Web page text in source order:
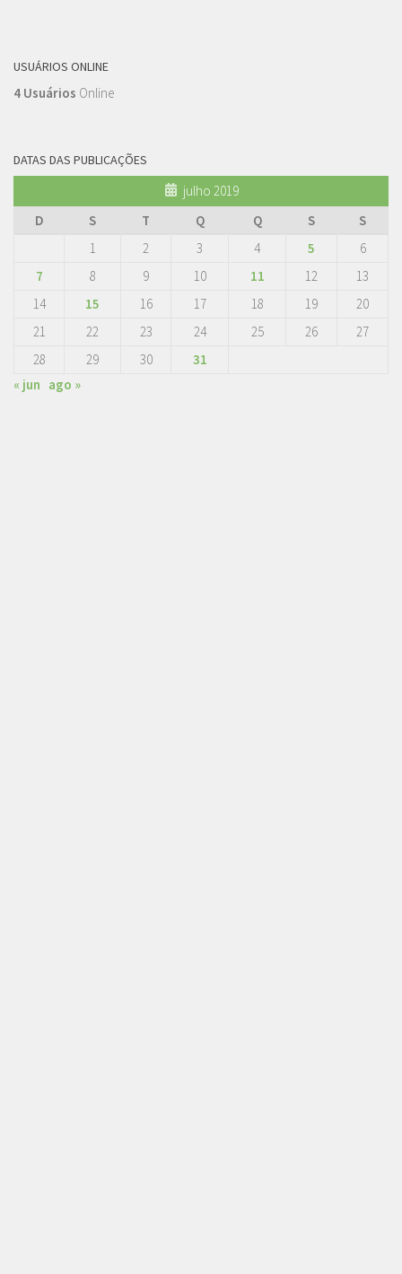
USUÁRIOS ONLINE
4 Usuários Online
DATAS DAS PUBLICAÇÕES
julho 2019
D
S T Q Q S
S
1
2 3 4 5
6
7
8 9 10 11 12
13
14
15 16 17 18 19
20
21
22 23 24 25 26
27
28
29 30
31
« jun ago »